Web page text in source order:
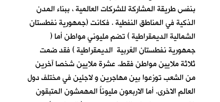
بنفس طريقة المشاركة للشركات العالمية ، ببناء المدن
الذكية في المناطق النفطية . فكانت (جمهورية نفطستان
الشمالية الديمقراطية ) تضم مليوني مواطن أما (
جمهورية نفطستان الغربية الديمقراطية ) فقد ضمت
ثلاثة ملايين مواطن فقط. عشرة ملايين شخصا آخرين
من الشعب توزعوا بين مهاجرين و لاجئين في مختلف دول
العالم الاخرى. أما الاربعون مليوناً المهمشون المتبقون